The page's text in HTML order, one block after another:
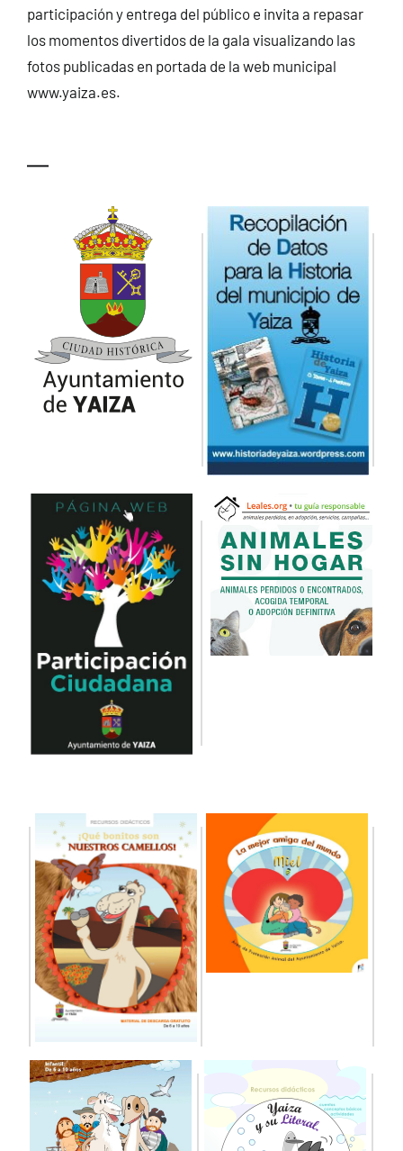
participación y entrega del público e invita a repasar
los momentos divertidos de la gala visualizando las
fotos publicadas en portada de la web municipal
www.yaiza.es.
—